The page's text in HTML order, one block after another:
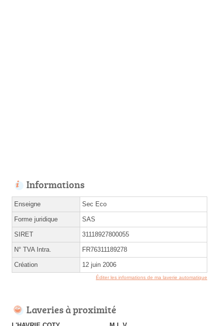
Informations
Enseigne Sec Eco
Forme juridique SAS
SIRET 31118927800055
N° TVA Intra. FR76311189278
Création 12 juin 2006
Éditer les informations de ma laverie automatique
Laveries à proximité